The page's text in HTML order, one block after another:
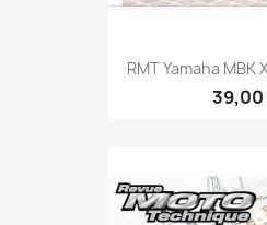
RMT Yamaha MBK
39,00